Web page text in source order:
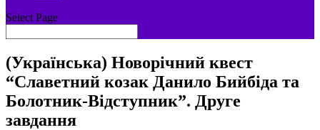
Select Page
(Українська) Новорічний квест
“Славетний козак Данило Бийбіда та
Болотник-Відступник”. Друге
завдання